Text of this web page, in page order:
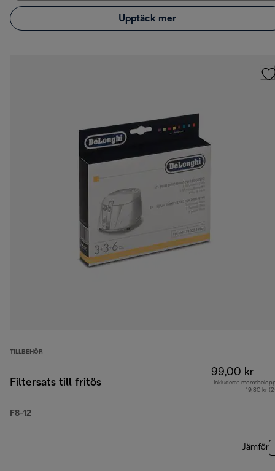
Upptäck mer
TILLBEHÖR
Filtersats till fritös
F8-12
99,00 kr
Inkluderat
19,80 kr
Jämför